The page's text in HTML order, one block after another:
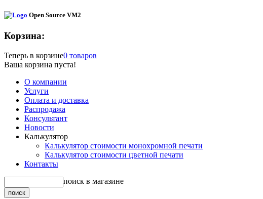
Open Source VM2
Корзина:
Теперь в корзине0 товаров
Ваша корзина пуста!
О компании
Услуги
Оплата и доставка
Распродажа
Консультант
Новости
Калькулятор
Калькулятор стоимости монохромной печати
Калькулятор стоимости цветной печати
Контакты
поиск в магазине